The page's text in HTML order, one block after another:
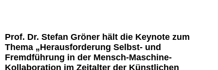
Prof. Dr. Stefan Gröner hält die Keynote zum
Thema „Herausforderung Selbst- und
Fremdführung in der Mensch-Maschine-
Kollaboration im Zeitalter der Künstlichen